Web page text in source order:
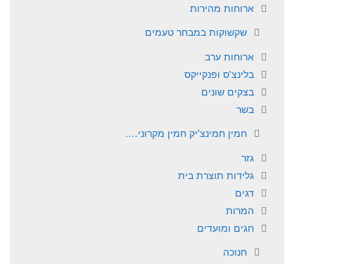
ארוחות מהירות
שקשוקות במבחר טעמים
ארוחות ערב
בלינצ'ס ופנקייקס
בצקים שונים
בשר
חמין חמינצ'יק חמין מקרוני….
גזר
גלידות תוצרת בית
דגים
המרות
חגים ומועדים
חנוכה